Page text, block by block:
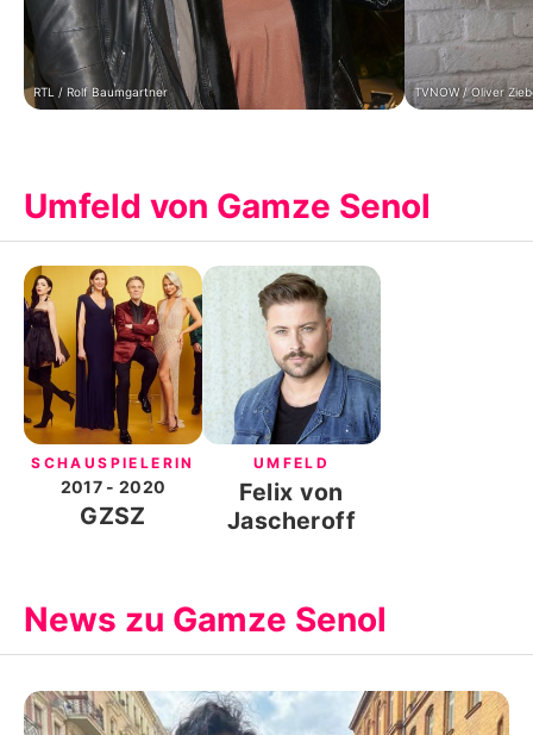
RTL / Rolf Baumgartner TVNOW / Oliver
Umfeld von Gamze Senol
SCHAUSPIELERIN
2017- 2020
GZSZ
UMFELD
Felix von
Jascheroff
News zu Gamze Senol